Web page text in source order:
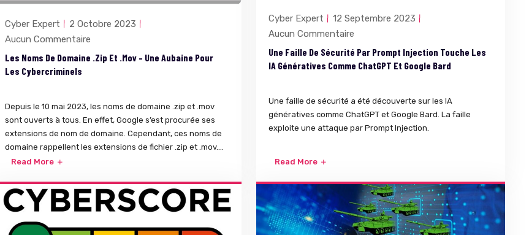
Cyber Expert
2 Octobre 2023
Aucun Commentaire
Les Noms De Domaine .zip Et .mov – Une Aubaine Pour
Les Cybercriminels
Depuis le 10 mai 2023, les noms de domaine .zip et .mov
sont ouverts à tous. En effet, Google s’est procurée ses
extensions de nom de domaine. Cependant, ces noms de
domaine rappellent les extensions de fichier .zip et .mov....
Read More
Cyber Expert
12 Septembre 2023
Aucun Commentaire
Une Faille De Sécurité Par Prompt Injection Touche Les
IA Génératives Comme ChatGPT Et Google Bard
Une faille de sécurité a été découverte sur les IA
génératives comme ChatGPT et Google Bard. La faille
exploite une attaque par Prompt Injection.
Read More